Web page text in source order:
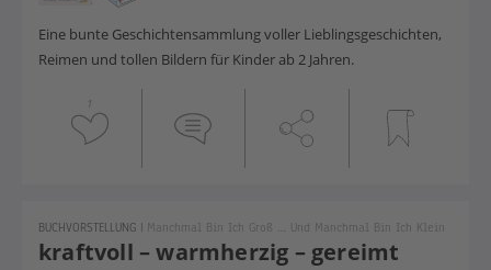
Eine bunte Geschichtensammlung voller Lieblingsgeschichten,
Reimen und tollen Bildern für Kinder ab 2 Jahren.
1
kraftvoll – warmherzig – gereimt
BUCHVORSTELLUNG | Manchmal Bin Ich Groß … Und Manchmal Bin Ich Klein